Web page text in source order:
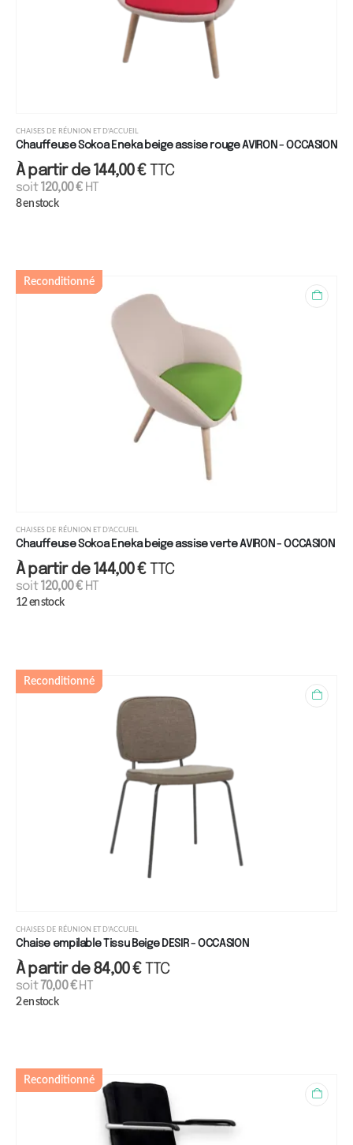
CHAISES DE RÉUNION ET D'ACCUEIL
Chauffeuse Sokoa Eneka beige assise rouge AVIRON - OCCASION
À partir de144,00€ TTC
soit120,00€HT
8 en stock
Reconditionné
CHAISES DE RÉUNION ET D'ACCUEIL
Chauffeuse Sokoa Eneka beige assise verte AVIRON - OCCASION
À partir de144,00€ TTC
soit120,00€HT
12 en stock
Reconditionné
CHAISES DE RÉUNION ET D'ACCUEIL
Chaise empilable Tissu Beige DESIR - OCCASION
À partir de84,00€ TTC
soit70,00€HT
2 en stock
Reconditionné